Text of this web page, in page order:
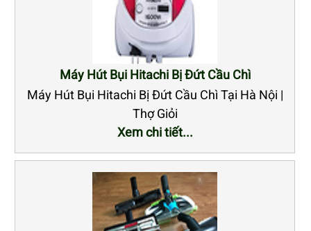
Máy Hút Bụi Hitachi Bị Đứt Cầu Chì
Máy Hút Bụi Hitachi Bị Đứt Cầu Chì Tại Hà Nội |
Thợ Giỏi
Xem chi tiết...